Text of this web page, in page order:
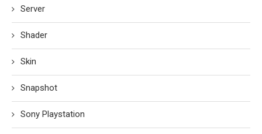
Server
Shader
Skin
Snapshot
Sony Playstation